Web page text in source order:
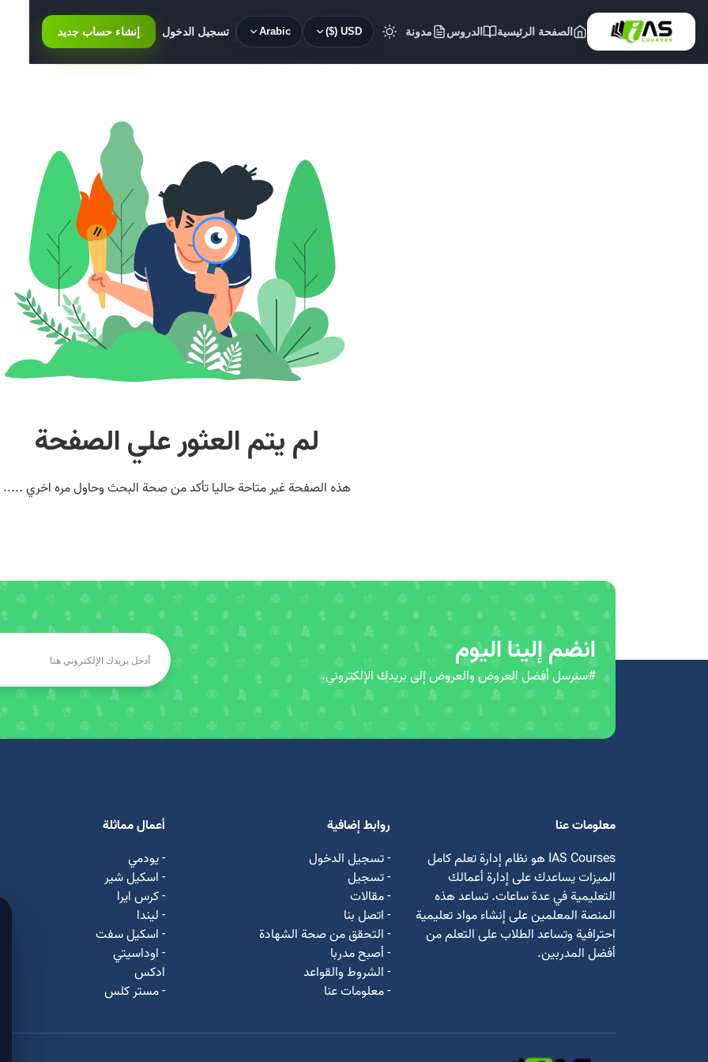
الصفحة الرئيسية الدروس مدونة USD ($)
Arabic تسجيل الدخول إنشاء حساب جديد
لم يتم العثور علي الصفحة
هذه الصفحة غير متاحة حاليا تأكد من صحة البحث وحاول مره اخري .....
انضم إلينا اليوم
#سنرسل أفضل العروض والعروض إلى بريدك الإلكتروني.
معلومات عنا
IAS Courses هو نظام إدارة تعلم كامل
الميزات يساعدك على إدارة أعمالك
التعليمية في عدة ساعات. تساعد هذه
المنصة المعلمين على إنشاء مواد تعليمية
احترافية وتساعد الطلاب على التعلم من
أفضل المدربين.
روابط إضافية
- تسجيل الدخول
- تسجيل
- مقالات
- اتصل بنا
- التحقق من صحة الشهادة
- أصبح مدربا
- الشروط والقواعد
- معلومات عنا
أعمال مماثلة
- يودمي
- اسکیل شیر
- كرس ايرا
- لیندا
- اسكيل سفت
- اوداسيتي
ادكس
- مستر كلس